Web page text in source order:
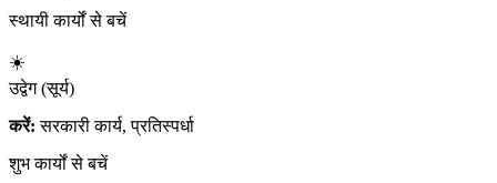
स्थायी कार्यों से बचें
☀️
उद्वेग (सूर्य)
करें:सरकारी कार्य, प्रतिस्पर्धा
शुभ कार्यों से बचें